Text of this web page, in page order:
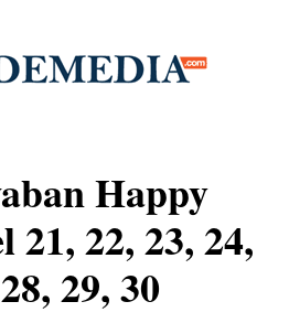
Happy
21, 22, 23, 24,
29, 30